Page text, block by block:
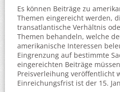
Es können Beiträge zu
Themen eingereicht werden,
transatlantische Verhältnis
Themen behandeln, welche
amerikanische Interessen
Eingrenzung auf bestimmte
eingereichten Beiträge
Preisverleihung veröffentlicht
Einreichungsfrist ist der 15.